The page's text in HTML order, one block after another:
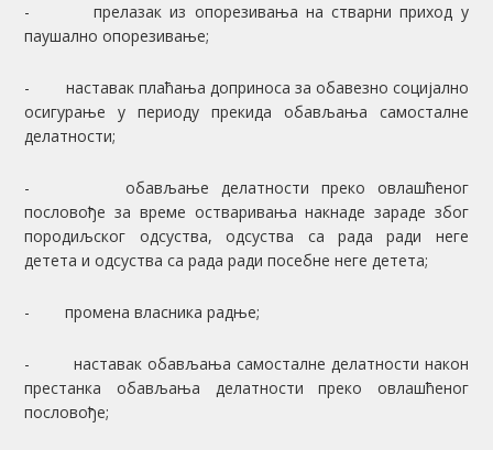
- прелазак из опорезивања на стварни приход у
паушално опорезивање;
- наставак плаћања доприноса за обавезно социјално
осигурање у периоду прекида обављања самосталне
делатности;
- обављање делатности преко овлашћеног
пословође за време остваривања накнаде зараде због
породиљског одсуства, одсуства са рада ради неге
детета и одсуства са рада ради посебне неге детета;
- промена власника радње;
- наставак обављања самосталне делатности након
престанка обављања делатности преко овлашћеног
пословође;